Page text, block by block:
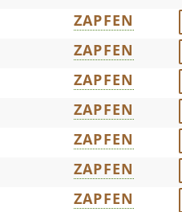
ZAPFEN
ZAPFEN
ZAPFEN
ZAPFEN
ZAPFEN
ZAPFEN
ZAPFEN